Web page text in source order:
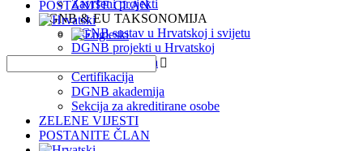
Završeni projekti
DGNB & EU TAKSONOMIJA
DGNB sustav u Hrvatskoj i svijetu
DGNB projekti u Hrvatskoj
EU Taksonomija
Certifikacija
DGNB akademija
Sekcija za akreditirane osobe
ZELENE VIJESTI
POSTANITE ČLAN
POSTANITE ČLAN